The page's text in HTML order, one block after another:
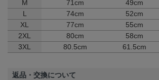
M
71cm 49cm
L
74cm 52cm
XL
77cm 55cm
2XL
80cm 58cm
3XL
80.5cm 61.5cm
返品・交換について